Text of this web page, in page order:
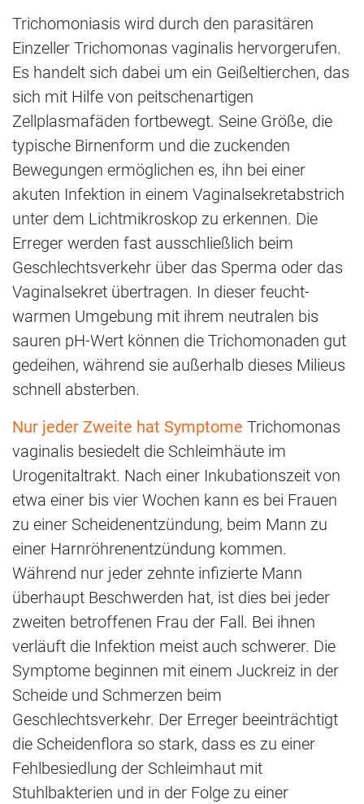
Trichomoniasis wird durch den parasitären
Einzeller Trichomonas vaginalis hervorgerufen.
Es handelt sich dabei um ein Geißeltierchen, das
sich mit Hilfe von peitschenartigen
Zellplasmafäden fortbewegt. Seine Größe, die
typische Birnenform und die zuckenden
Bewegungen ermöglichen es, ihn bei einer
akuten Infektion in einem Vaginalsekretabstrich
unter dem Lichtmikroskop zu erkennen. Die
Erreger werden fast ausschließlich beim
Geschlechtsverkehr über das Sperma oder das
Vaginalsekret übertragen. In dieser feucht-
warmen Umgebung mit ihrem neutralen bis
sauren pH-Wert können die Trichomonaden gut
gedeihen, während sie außerhalb dieses Milieus
schnell absterben.
Nur jeder Zweite hat Symptome Trichomonas
vaginalis besiedelt die Schleimhäute im
Urogenitaltrakt. Nach einer Inkubationszeit von
etwa einer bis vier Wochen kann es bei Frauen
zu einer Scheidenentzündung, beim Mann zu
einer Harnröhrenentzündung kommen.
Während nur jeder zehnte infizierte Mann
überhaupt Beschwerden hat, ist dies bei jeder
zweiten betroffenen Frau der Fall. Bei ihnen
verläuft die Infektion meist auch schwerer. Die
Symptome beginnen mit einem Juckreiz in der
Scheide und Schmerzen beim
Geschlechtsverkehr. Der Erreger beeinträchtigt
die Scheidenflora so stark, dass es zu einer
Fehlbesiedlung der Schleimhaut mit
Stuhlbakterien und in der Folge zu einer